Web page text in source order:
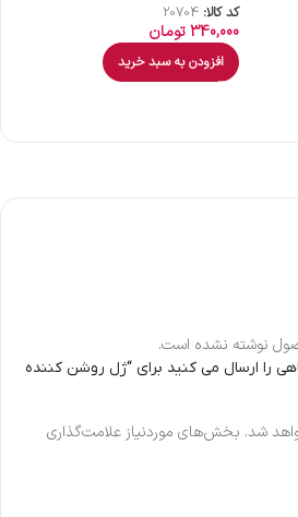
کد کالا: 20704
340,000تومان
افزودن به سبد خرید
نوشته نشده است.
را ارسال می کنید برای “ژل روشن کننده
شد. بخش‌های موردنیاز علامت‌گذاری